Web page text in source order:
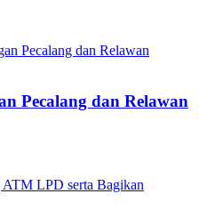
Pecalang dan Relawan